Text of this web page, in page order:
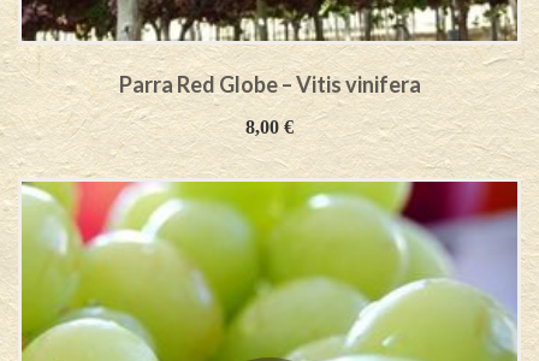
Parra Red Globe – Vitis vinifera
8,00 €